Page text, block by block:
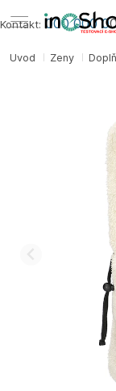
Úvod Ženy
Kontakt: 000 000 0